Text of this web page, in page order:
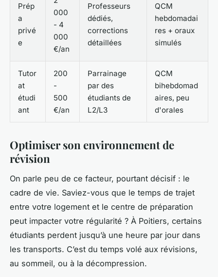
Prép
a
privé
e
000
- 4
000
€/an
Professeurs
dédiés,
corrections
détaillées
QCM
hebdomadai
res + oraux
simulés
Tutor
at
étudi
ant
200
-
500
€/an
Parrainage
par des
étudiants de
L2/L3
QCM
bihebdomad
aires, peu
d'orales
Optimiser son environnement de
révision
On parle peu de ce facteur, pourtant décisif : le
cadre de vie. Saviez-vous que le temps de trajet
entre votre logement et le centre de préparation
peut impacter votre régularité ? À Poitiers, certains
étudiants perdent jusqu’à une heure par jour dans
les transports. C’est du temps volé aux révisions,
au sommeil, ou à la décompression.